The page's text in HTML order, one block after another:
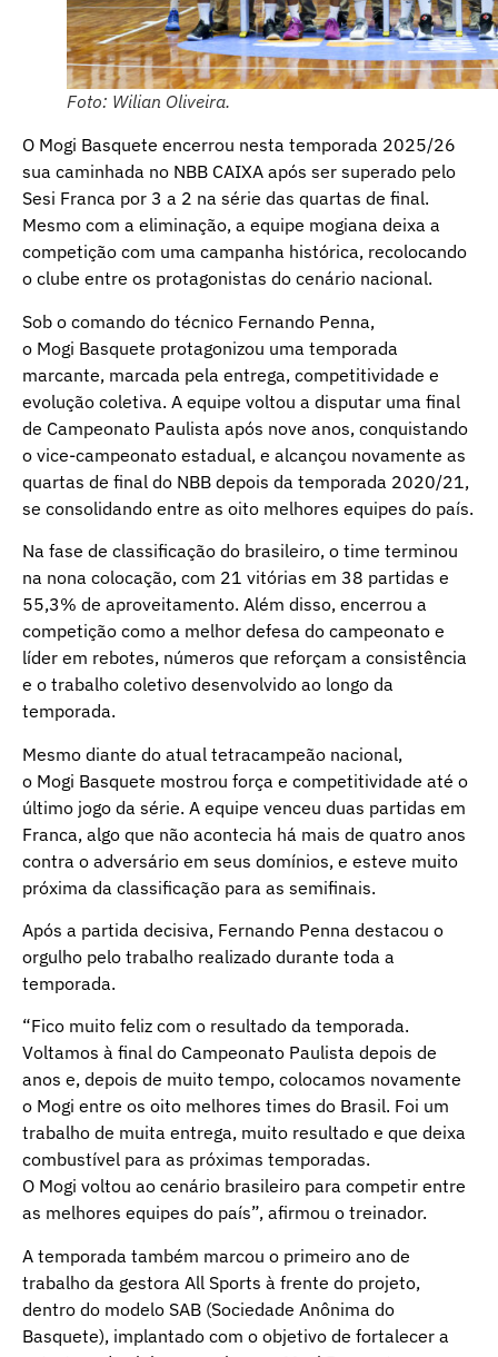
Foto: Wilian Oliveira.
O Mogi Basquete encerrou nesta temporada 2025/26
sua caminhada no NBB CAIXA após ser superado pelo
Sesi Franca por 3 a 2 na série das quartas de final.
Mesmo com a eliminação, a equipe mogiana deixa a
competição com uma campanha histórica, recolocando
o clube entre os protagonistas do cenário nacional.
Sob o comando do técnico Fernando Penna,
o Mogi Basquete protagonizou uma temporada
marcante, marcada pela entrega, competitividade e
evolução coletiva. A equipe voltou a disputar uma final
de Campeonato Paulista após nove anos, conquistando
o vice-campeonato estadual, e alcançou novamente as
quartas de final do NBB depois da temporada 2020/21,
se consolidando entre as oito melhores equipes do país.
Na fase de classificação do brasileiro, o time terminou
na nona colocação, com 21 vitórias em 38 partidas e
55,3% de aproveitamento. Além disso, encerrou a
competição como a melhor defesa do campeonato e
líder em rebotes, números que reforçam a consistência
e o trabalho coletivo desenvolvido ao longo da
temporada.
Mesmo diante do atual tetracampeão nacional,
o Mogi Basquete mostrou força e competitividade até o
último jogo da série. A equipe venceu duas partidas em
Franca, algo que não acontecia há mais de quatro anos
contra o adversário em seus domínios, e esteve muito
próxima da classificação para as semifinais.
Após a partida decisiva, Fernando Penna destacou o
orgulho pelo trabalho realizado durante toda a
temporada.
“Fico muito feliz com o resultado da temporada.
Voltamos à final do Campeonato Paulista depois de
anos e, depois de muito tempo, colocamos novamente
o Mogi entre os oito melhores times do Brasil. Foi um
trabalho de muita entrega, muito resultado e que deixa
combustível para as próximas temporadas.
O Mogi voltou ao cenário brasileiro para competir entre
as melhores equipes do país”, afirmou o treinador.
A temporada também marcou o primeiro ano de
trabalho da gestora All Sports à frente do projeto,
dentro do modelo SAB (Sociedade Anônima do
Basquete), implantado com o objetivo de fortalecer a